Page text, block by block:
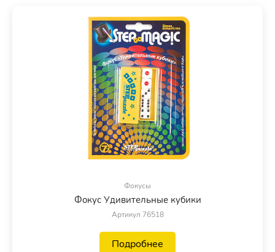
Фокусы
Фокус Удивительные кубики
Артикул 76518
Подробнее